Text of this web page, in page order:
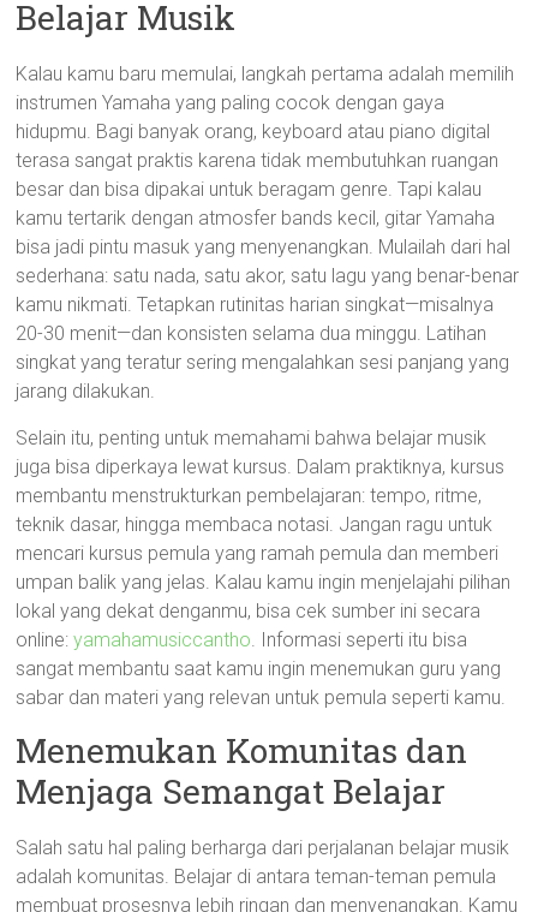
Belajar Musik
Kalau kamu baru memulai, langkah pertama adalah memilih
instrumen Yamaha yang paling cocok dengan gaya
hidupmu. Bagi banyak orang, keyboard atau piano digital
terasa sangat praktis karena tidak membutuhkan ruangan
besar dan bisa dipakai untuk beragam genre. Tapi kalau
kamu tertarik dengan atmosfer bands kecil, gitar Yamaha
bisa jadi pintu masuk yang menyenangkan. Mulailah dari hal
sederhana: satu nada, satu akor, satu lagu yang benar-benar
kamu nikmati. Tetapkan rutinitas harian singkat—misalnya
20-30 menit—dan konsisten selama dua minggu. Latihan
singkat yang teratur sering mengalahkan sesi panjang yang
jarang dilakukan.
Selain itu, penting untuk memahami bahwa belajar musik
juga bisa diperkaya lewat kursus. Dalam praktiknya, kursus
membantu menstrukturkan pembelajaran: tempo, ritme,
teknik dasar, hingga membaca notasi. Jangan ragu untuk
mencari kursus pemula yang ramah pemula dan memberi
umpan balik yang jelas. Kalau kamu ingin menjelajahi pilihan
lokal yang dekat denganmu, bisa cek sumber ini secara
online:yamahamusiccantho. Informasi seperti itu bisa
sangat membantu saat kamu ingin menemukan guru yang
sabar dan materi yang relevan untuk pemula seperti kamu.
Menemukan Komunitas dan
Menjaga Semangat Belajar
Salah satu hal paling berharga dari perjalanan belajar musik
adalah komunitas. Belajar di antara teman-teman pemula
membuat prosesnya lebih ringan dan menyenangkan. Kamu